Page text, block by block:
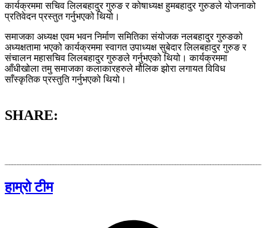
कार्यक्रममा सचिव लिलबहादुर गुरुङ र कोषाध्यक्ष हुमबहादुर गुरुङले योजनाको
प्रतिवेदन प्रस्तुत गर्नुभएको थियो।
समाजका अध्यक्ष एवम भवन निर्माण समितिका संयोजक नलबहादुर गुरुङको
अध्यक्षतामा भएको कार्यक्रममा स्वागत उपाध्यक्ष सुबेदार लिलबहादुर गुरुङ र
संचालन महासचिव लिलबहादुर गुरुङले गर्नुभएको थियो। कार्यक्रममा
आँधीखोला तमु समाजका कलाकारहरुले मौलिक झोरा लगायत विविध
साँस्कृतिक प्रस्तुति गर्नुभएको थियो।
SHARE:
हाम्रो टीम